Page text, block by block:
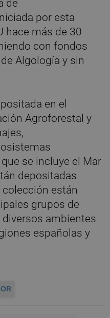
de
por esta
hace más de 30
con fondos
Algología y sin
en el
Agroforestal y
se incluye el Mar
depositadas
colección están
grupos de
ambientes
españolas y